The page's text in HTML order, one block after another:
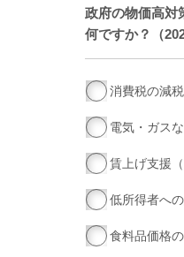
政府の物価高対
何ですか？（
消費税の減税
電気・ガス
賃上げ支援
低所得者へ
食料品価格